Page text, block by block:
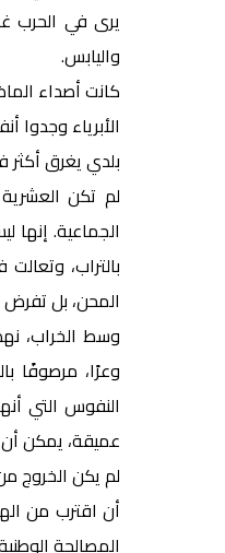
يرى في الحرب
واليابس.
كانت أصداء
الأبرياء
بلدي يغرق أكثر
لم تكن
الجماعية.
بالتراب،
المحن، بل تفرض
وسط الخراب،
وعرًا، مرصوفًا
النفوس التي
عميقة، يمكن أن
لم يكن الخروج
أن اقترب من
المصالحة